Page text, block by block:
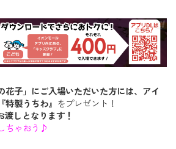
花子」にご入場いただいた方には、アイ
特製うちわ』 をプレゼント！
しとなります！
ちゃおう♪